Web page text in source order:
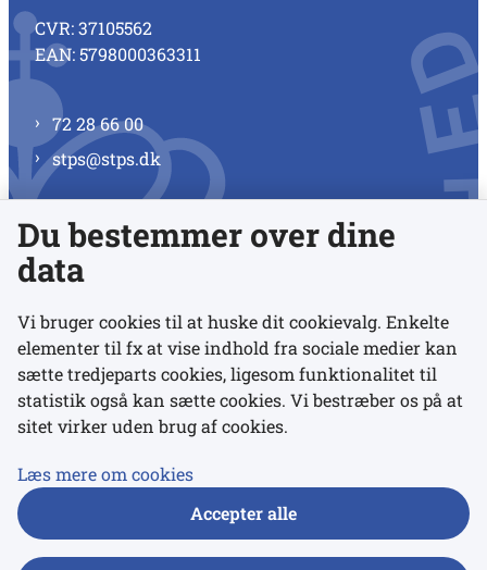
CVR: 37105562
EAN: 5798000363311
72 28 66 00
stps@stps.dk
Se alle kontaktnumre
Links
Udgivelser
Tilgængelighedserklæring
Du bestemmer over dine
data
Vi bruger cookies til at huske dit cookievalg. Enkelte
elementer til fx at vise indhold fra sociale medier kan
sætte tredjeparts cookies, ligesom funktionalitet til
statistik også kan sætte cookies. Vi bestræber os på at
sitet virker uden brug af cookies.
Læs mere om cookies
Accepter alle